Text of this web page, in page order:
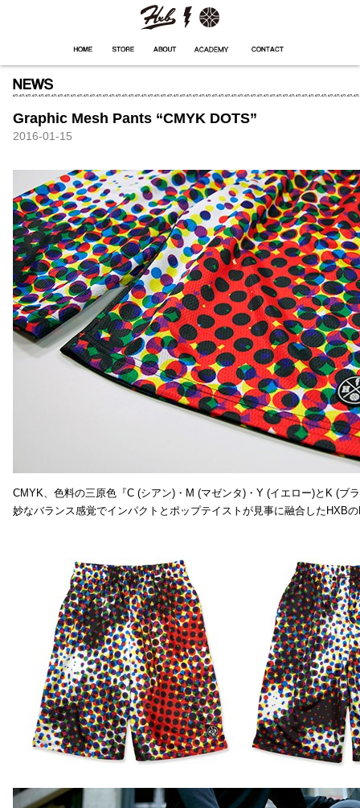
Graphic Mesh Pants “CMYK DOTS”
2016-01-15
CMYK、色料の三原色『C (シアン)・M (マゼンタ)・Y (イエロー)とK (ブ
妙なバランス感覚でインパクトとポップテイストが見事に融合したHXB